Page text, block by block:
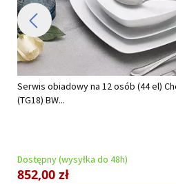
Serwis obiadowy na 12 osób (44 el)
(TG18) BW...
Dostępny (wysyłka do 48h)
852,00 zł